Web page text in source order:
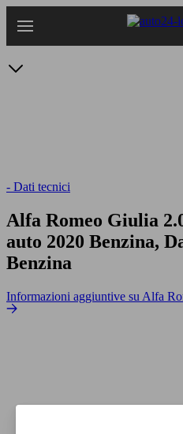
- Dati tecnici
Alfa Romeo Giulia
auto 2020 Benzina,
Benzina
Informazioni aggiuntive su Alfa